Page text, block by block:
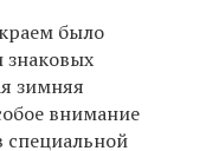
было
зимняя
внимание
специальной